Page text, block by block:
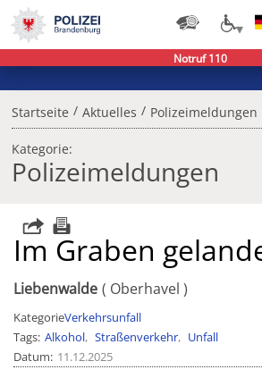
Startseite / Aktuelles / Polizeimeldungen
Kategorie:
Polizeimeldungen
Im Graben
Liebenwalde Oberhavel
KategorieVerkehrsunfall
Tags Alkohol Straßenverkehr
Unfall
Datum 11.12.2025
Notruf 110